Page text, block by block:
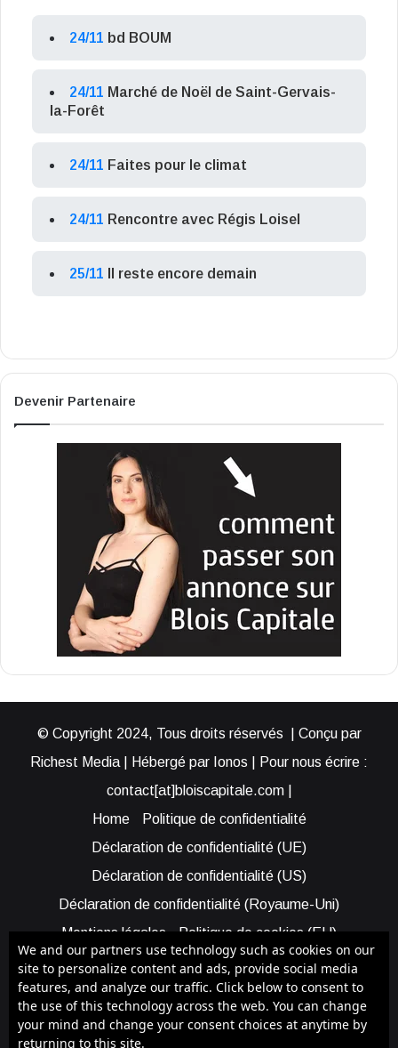
24/11 bd BOUM
24/11 Marché de Noël de Saint-Gervais-
la-Forêt
24/11 Faites pour le climat
24/11 Rencontre avec Régis Loisel
25/11 Il reste encore demain
Devenir Partenaire
© Copyright 2024, Tous droits réservés | Conçu par
Richest Media | Hébergé par Ionos | Pour nous écrire :
contact[at]bloiscapitale.com |
Home
Politique de confidentialité
Déclaration de confidentialité (UE)
Déclaration de confidentialité (US)
Déclaration de confidentialité (Royaume-Uni)
Mentions légales
Politique de cookies (EU)
Cookie Policy (AUS)
Cookie Policy (US)
Qui sommes-nous ?
Participer à Blois Capitale
Bénéficier d’une assistance
We and our partners use technology such as cookies on our
site to personalize content and ads, provide social media
features, and analyze our traffic. Click below to consent to
the use of this technology across the web. You can change
your mind and change your consent choices at anytime by
returning to this site.